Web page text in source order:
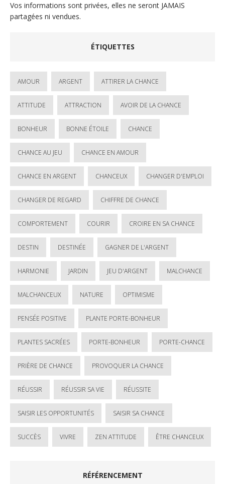
Vos informations sont privées, elles ne seront JAMAIS
partagées ni vendues.
ÉTIQUETTES
AMOUR ARGENT ATTIRER LA CHANCE
ATTITUDE ATTRACTION AVOIR DE LA CHANCE
BONHEUR BONNE ÉTOILE CHANCE
CHANCE AU JEU CHANCE EN AMOUR
CHANCE EN ARGENT CHANCEUX CHANGER D'EMPLOI
CHANGER DE REGARD CHIFFRE DE CHANCE
COMPORTEMENT COURIR CROIRE EN SA CHANCE
DESTIN DESTINÉE GAGNER DE L'ARGENT
HARMONIE JARDIN JEU D'ARGENT MALCHANCE
MALCHANCEUX NATURE OPTIMISME
PENSÉE POSITIVE PLANTE PORTE-BONHEUR
PLANTES SACRÉES PORTE-BONHEUR PORTE-CHANCE
PRIÈRE DE CHANCE PROVOQUER LA CHANCE
RÉUSSIR RÉUSSIR SA VIE RÉUSSITE
SAISIR LES OPPORTUNITÉS SAISIR SA CHANCE
SUCCÈS VIVRE ZEN ATTITUDE ÊTRE CHANCEUX
RÉFÉRENCEMENT